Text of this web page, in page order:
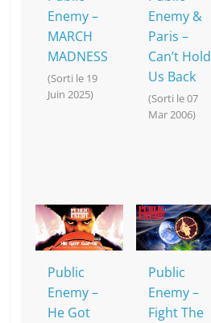
Enemy –
MARCH
MADNESS
(Sorti le 19
Juin 2025)
Enemy &
Paris –
Can’t Hold
Us Back
(Sorti le 07
Mar 2006)
Public
Enemy –
He Got
Public
Enemy –
Fight The